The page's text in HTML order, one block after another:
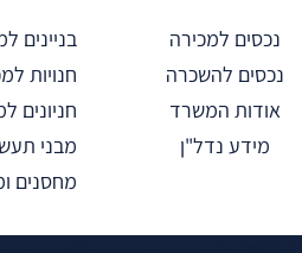
נכסים למכירה
נכסים להשכרה
אודות המשרד
מידע נדל"ן
בניינים
חנויות
חניונים
מבני
מחסנים